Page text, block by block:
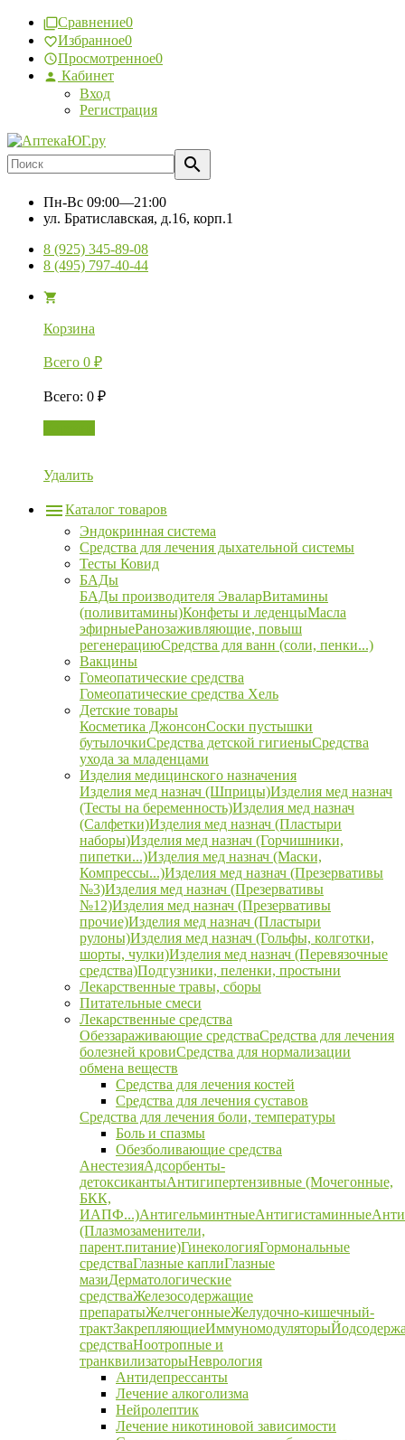
Сравнение0
Избранное0
Просмотренное0
Кабинет
Вход
Регистрация
Пн-Вс 09:00—21:00
ул. Братиславская, д.16, корп.1
8 (925) 345-89-08
8 (495) 797-40-44
Корзина
Всего 0 ₽
Всего: 0 ₽
Удалить
Каталог товаров
Эндокринная система
Средства для лечения дыхательной системы
Тесты Ковид
БАДы
БАДы производителя ЭваларВитамины
(поливитамины)Конфеты и леденцыМасла
эфирныеРанозаживляющие, повыш
регенерациюСредства для ванн (соли, пенки...)
Вакцины
Гомеопатические средства
Гомеопатические средства Хель
Детские товары
Косметика ДжонсонСоски пустышки
бутылочкиСредства детской гигиеныСредства
ухода за младенцами
Изделия медицинского назначения
Изделия мед назнач (Шприцы)Изделия мед назнач
(Тесты на беременность)Изделия мед назнач
(Салфетки)Изделия мед назнач (Пластыри
наборы)Изделия мед назнач (Горчишники,
пипетки...)Изделия мед назнач (Маски,
Компрессы...)Изделия мед назнач (Презервативы
№3)Изделия мед назнач (Презервативы
№12)Изделия мед назнач (Презервативы
прочие)Изделия мед назнач (Пластыри
рулоны)Изделия мед назнач (Гольфы, колготки,
шорты, чулки)Изделия мед назнач (Перевязочные
средства)Подгузники, пеленки, простыни
Лекарственные травы, сборы
Питательные смеси
Лекарственные средства
Обеззараживающие средстваСредства для лечения
болезней кровиСредства для нормализации
обмена веществ
Средства для лечения костей
Средства для лечения суставов
Средства для лечения боли, температуры
Боль и спазмы
Обезболивающие средства
АнестезияАдсорбенты-
детоксикантыАнтигипертензивные (Мочегонные,
БКК,
ИАПФ...)АнтигельминтныеАнтигистаминные
(Плазмозаменители,
парент.питание)ГинекологияГормональные
средстваГлазные каплиГлазные
мазиДерматологические
средстваЖелезосодержащие
препаратыЖелчегонныеЖелудочно-кишечный-
трактЗакрепляющиеИммуномодуляторы
средстваНоотропные и
транквилизаторыНеврология
Антидепрессанты
Лечение алкоголизма
Нейролептик
Лечение никотиновой зависимости